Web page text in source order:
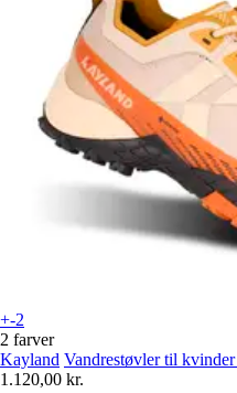
+-2
2 farver
Kayland Vandrestøvler til
1.120,00 kr.